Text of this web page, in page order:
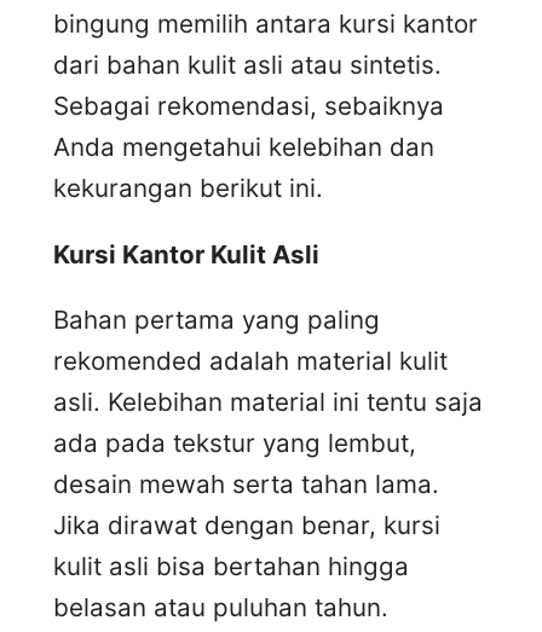
bingung memilih antara kursi kantor
dari bahan kulit asli atau sintetis.
Sebagai rekomendasi, sebaiknya
Anda mengetahui kelebihan dan
kekurangan berikut ini.
Kursi Kantor Kulit Asli
Bahan pertama yang paling
rekomended adalah material kulit
asli. Kelebihan material ini tentu saja
ada pada tekstur yang lembut,
desain mewah serta tahan lama.
Jika dirawat dengan benar, kursi
kulit asli bisa bertahan hingga
belasan atau puluhan tahun.